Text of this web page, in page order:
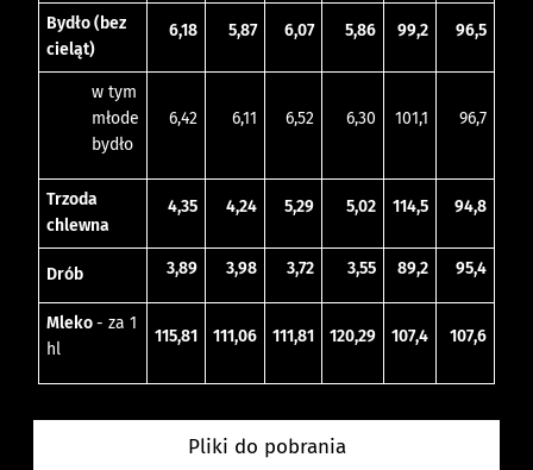
Bydło (bez
cieląt)
6,18 5,87 6,07 5,86 99,2 96,5
w tym
młode
bydło
6,42 6,11 6,52 6,30 101,1 96,7
Trzoda
chlewna
4,35 4,24 5,29 5,02 114,5 94,8
Drób 3,89 3,98 3,72 3,55 89,2 95,4
Mleko- za 1
hl
115,81 111,06 111,81 120,29 107,4 107,6
Pliki do pobrania